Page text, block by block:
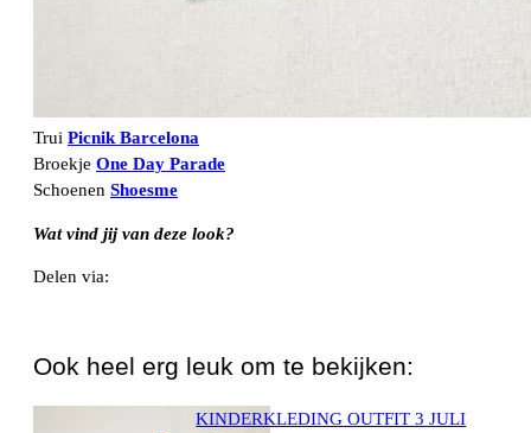
Trui Picnik Barcelona
Broekje One Day Parade
Schoenen Shoesme
Wat vind jij van deze look?
Delen via:
Ook heel erg leuk om te bekijken:
KINDERKLEDING OUTFIT 3 JULI